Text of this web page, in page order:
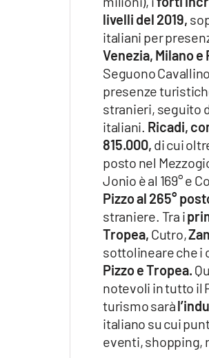
livelli del 2019,
italiani per
Venezia, Milano e
Seguono
presenze
stranieri, seguito
italiani. Ricadi,
815.000, di cui
posto nel
Jonio è al 169° e
Pizzo al 265°
straniere. Tra i
Tropea, Cutro,
sottolineare che i
Pizzo e Tropea.
notevoli in tutto il
turismo sarà
italiano su cui
eventi, shopping,